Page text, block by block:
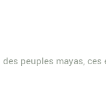
peuples mayas,